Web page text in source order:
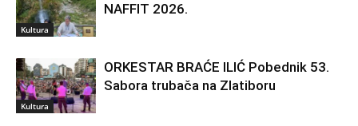
Kultura
NAFFIT 2026.
Kultura
ORKESTAR BRAĆE ILIĆ Pobednik 53.
Sabora trubača na Zlatiboru